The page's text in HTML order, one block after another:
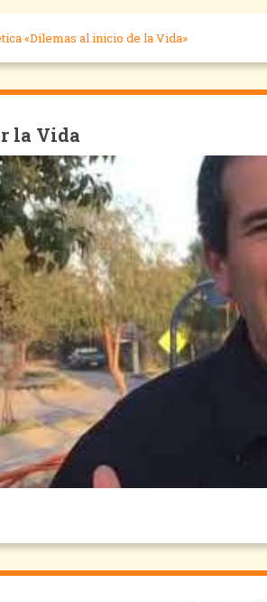
«Dilemas al inicio de la Vida»
la Vida